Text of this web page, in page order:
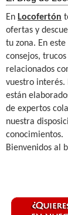
En Locofertón
ofertas y
tu zona. En
consejos,
relacionados
vuestro interés.
están
de expertos
nuestra
conocimientos.
Bienvenidos al